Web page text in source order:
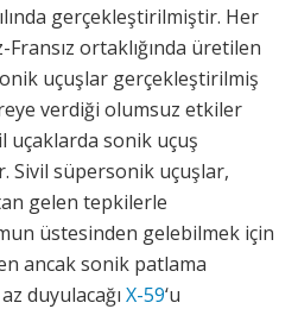
gerçekleştirilmiştir. Her
ortaklığında üretilen
uçuşlar gerçekleştirilmiş
verdiği olumsuz etkiler
uçaklarda sonik uçuş
Sivil süpersonik uçuşlar,
gelen tepkilerle
üstesinden gelebilmek için
ancak sonik patlama
duyulacağı X-59‘u